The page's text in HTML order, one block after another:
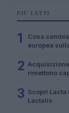
PIÙ LETTI
1
Cosa
europea
2 rimettono
3 Scopri
Lactalis